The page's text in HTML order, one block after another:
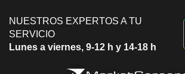
NUESTROS EXPERTOS A TU
SERVICIO
Lunes a viernes, 9-12 h y 14-18 h